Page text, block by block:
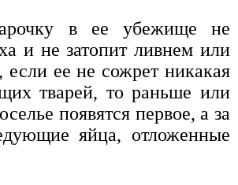
в ее убежище не
и не затопит ливнем или
если ее не сожрет никакая
тварей, то раньше или
появятся первое, а за
яйца, отложенные